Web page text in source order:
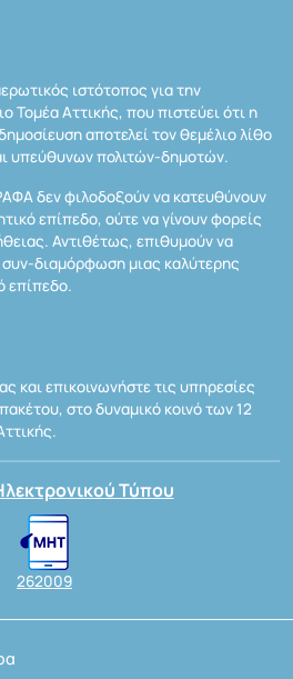
ιστότοπος για την
Τομέα Αττικής, που πιστεύει ότι η
αποτελεί τον θεμέλιο λίθο
υπεύθυνων πολιτών-δημοτών.
δεν φιλοδοξούν να κατευθύνουν
επίπεδο, ούτε να γίνουν φορείς
Αντιθέτως, επιθυμούν να
διαμόρφωση μιας καλύτερης
επίπεδο.
και επικοινωνήστε τις υπηρεσίες
στο δυναμικό κοινό των 12
Τύπου
262009